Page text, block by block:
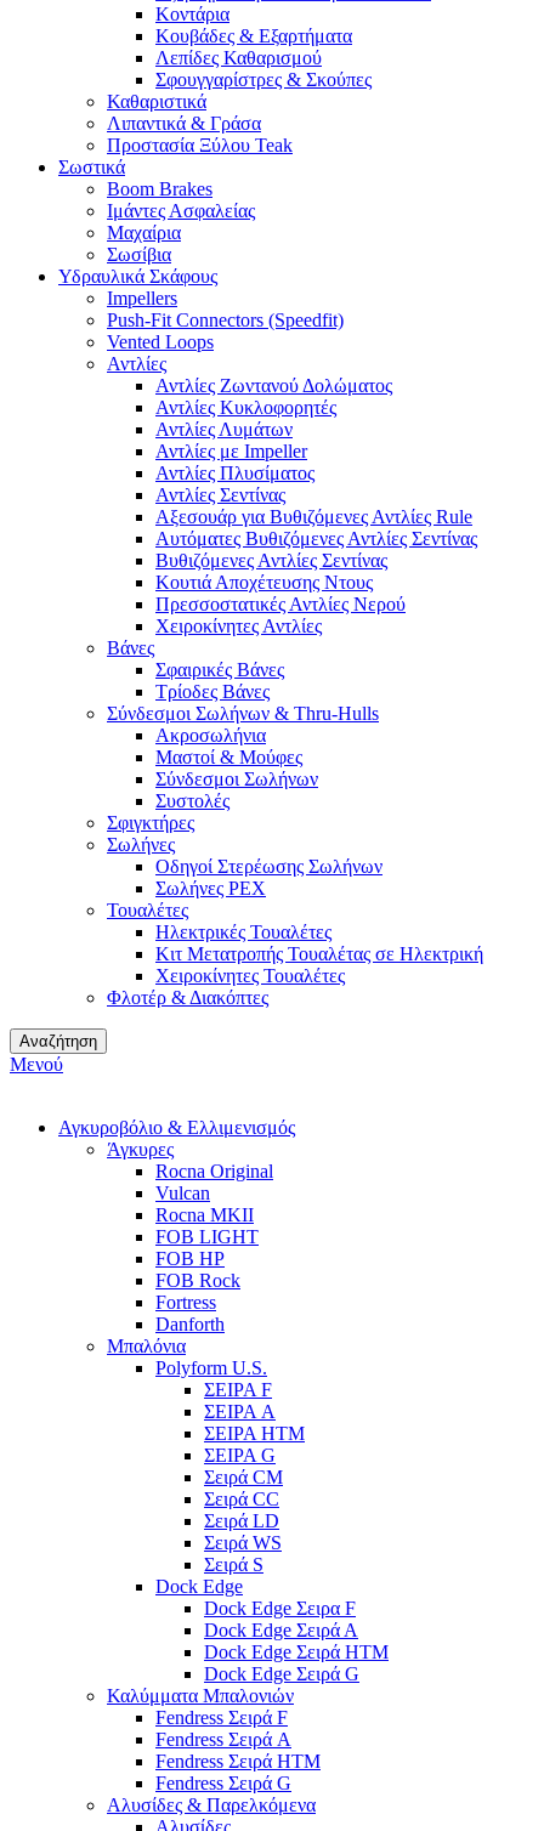
Κοντάρια
Κουβάδες & Εξαρτήματα
Λεπίδες Καθαρισμού
Σφουγγαρίστρες & Σκούπες
Καθαριστικά
Λιπαντικά & Γράσα
Προστασία Ξύλου Teak
Σωστικά
Boom Brakes
Ιμάντες Ασφαλείας
Μαχαίρια
Σωσίβια
Υδραυλικά Σκάφους
Impellers
Push-Fit Connectors (Speedfit)
Vented Loops
Αντλίες
Αντλίες Ζωντανού Δολώματος
Αντλίες Κυκλοφορητές
Αντλίες Λυμάτων
Αντλίες με Impeller
Αντλίες Πλυσίματος
Αντλίες Σεντίνας
Αξεσουάρ για Βυθιζόμενες Αντλίες Rule
Αυτόματες Βυθιζόμενες Αντλίες Σεντίνας
Βυθιζόμενες Αντλίες Σεντίνας
Κουτιά Αποχέτευσης Ντους
Πρεσσοστατικές Αντλίες Νερού
Χειροκίνητες Αντλίες
Βάνες
Σφαιρικές Βάνες
Τρίοδες Βάνες
Σύνδεσμοι Σωλήνων & Thru-Hulls
Ακροσωλήνια
Μαστοί & Μούφες
Σύνδεσμοι Σωλήνων
Συστολές
Σφιγκτήρες
Σωλήνες
Οδηγοί Στερέωσης Σωλήνων
Σωλήνες PEX
Τουαλέτες
Ηλεκτρικές Τουαλέτες
Κιτ Μετατροπής Τουαλέτας σε Ηλεκτρική
Χειροκίνητες Τουαλέτες
Φλοτέρ & Διακόπτες
Αναζήτηση
Μενού
Αγκυροβόλιο & Ελλιμενισμός
Άγκυρες
Rocna Original
Vulcan
Rocna MKII
FOB LIGHT
FOB HP
FOB Rock
Fortress
Danforth
Μπαλόνια
Polyform U.S.
ΣΕΙΡΑ F
ΣΕΙΡΑ A
ΣΕΙΡΑ HTM
ΣΕΙΡΑ G
Σειρά CM
Σειρά CC
Σειρά LD
Σειρά WS
Σειρά S
Dock Edge
Dock Edge Σειρα F
Dock Edge Σειρά Α
Dock Edge Σειρά HTM
Dock Edge Σειρά G
Καλύμματα Μπαλονιών
Fendress Σειρά F
Fendress Σειρά A
Fendress Σειρά HTM
Fendress Σειρά G
Αλυσίδες & Παρελκόμενα
Αλυσίδες